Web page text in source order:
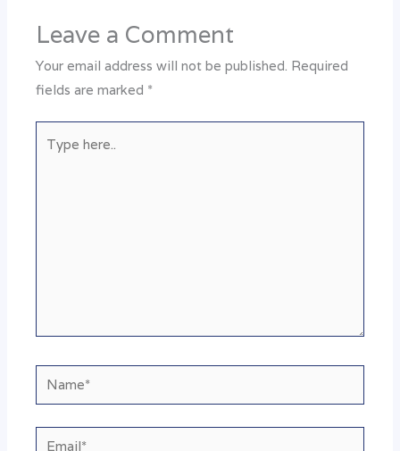
Leave a Comment
Your email address will not be published. Required
fields are marked *
here..
Name*
Email*